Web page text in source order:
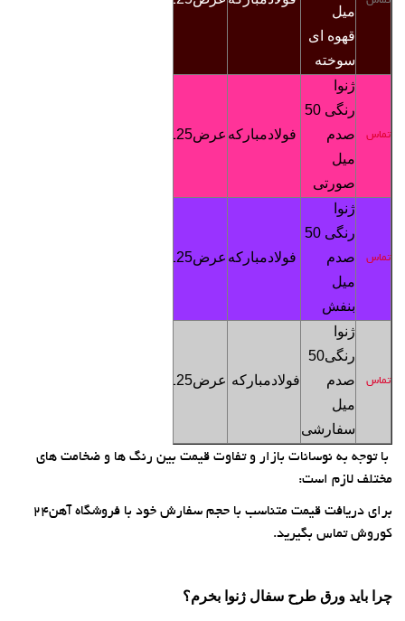
میل
قهوه ای
سوخته
تماس
ژنوا
رنگی 50
صدم
میل
صورتی
فولادمبارکه عرض125
تماس
ژنوا
رنگی 50
صدم
میل
بنفش
فولادمبارکه عرض125
تماس
ژنوا
رنگی 50
صدم
میل
سفارشی
فولادمبارکه عرض125
با توجه به نوسانات بازار و تفاوت قیمت بین رنگ ها و ضخامت های
مختلف لازم است:
برای دریافت قیمت متناسب با حجم سفارش خود با فروشگاه آهن24
کوروش تماس بگیرید.
چرا باید ورق طرح سفال ژنوا بخرم؟